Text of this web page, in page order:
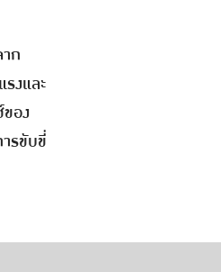
ก
งและ
อง
รขับขี่